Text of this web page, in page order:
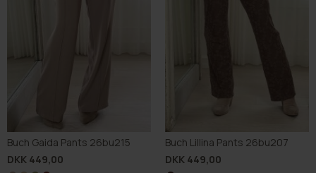
Buch Gaida Pants 26bu215
DKK 449,00
Buch Lillina Pants 26bu207
DKK 449,00